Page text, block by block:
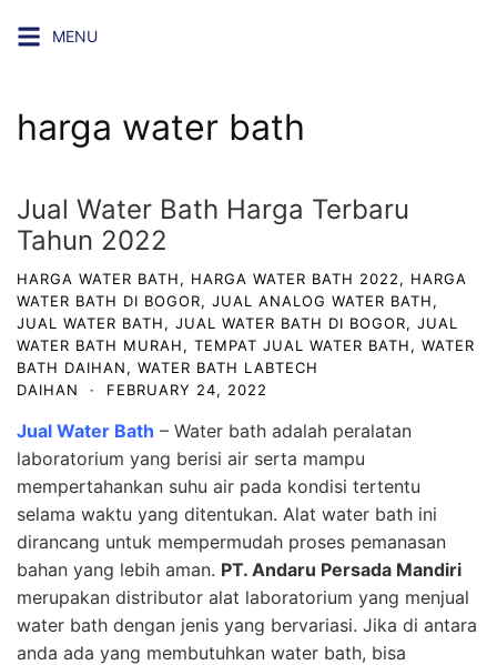
MENU
harga water bath
Jual Water Bath Harga Terbaru
Tahun 2022
HARGA WATER BATH, HARGA WATER BATH 2022, HARGA
WATER BATH DI BOGOR, JUAL ANALOG WATER BATH,
JUAL WATER BATH, JUAL WATER BATH DI BOGOR, JUAL
WATER BATH MURAH, TEMPAT JUAL WATER BATH, WATER
BATH DAIHAN, WATER BATH LABTECH
DAIHAN
· FEBRUARY 24, 2022
Jual Water Bath – Water bath adalah peralatan
laboratorium yang berisi air serta mampu
mempertahankan suhu air pada kondisi tertentu
selama waktu yang ditentukan. Alat water bath ini
dirancang untuk mempermudah proses pemanasan
bahan yang lebih aman. PT. Andaru Persada Mandiri
merupakan distributor alat laboratorium yang menjual
water bath dengan jenis yang bervariasi. Jika di antara
anda ada yang membutuhkan water bath, bisa